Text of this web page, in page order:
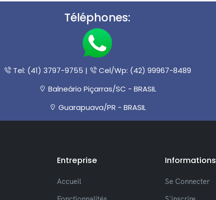
Téléphones:
Tel: (41) 3797-9755 |
Cel/Wp: (42) 99967-8489
Balneário Piçarras/SC - BRASIL
Guarapuava/PR - BRASIL
Entreprise
Accueil
Informations
Se Connecter